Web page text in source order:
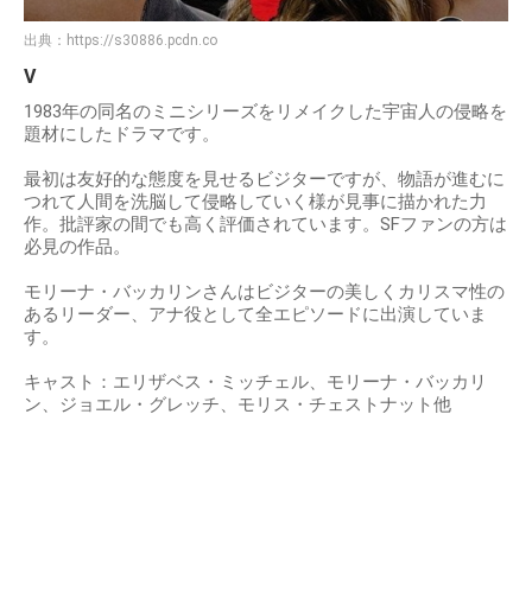
出典： https://s30886.pcdn.co
V
1983年の同名のミニシリーズをリメイクした宇宙人の侵略を
題材にしたドラマです。
最初は友好的な態度を見せるビジターですが、物語が進むに
つれて人間を洗脳して侵略していく様が見事に描かれた力
作。批評家の間でも高く評価されています。SFファンの方は
必見の作品。
モリーナ・バッカリンさんはビジターの美しくカリスマ性の
あるリーダー、アナ役として全エピソードに出演していま
す。
キャスト：エリザベス・ミッチェル、モリーナ・バッカリ
ン、ジョエル・グレッチ、モリス・チェストナット他